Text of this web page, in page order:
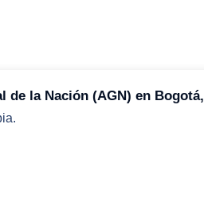
de la Nación (AGN) en Bogotá,